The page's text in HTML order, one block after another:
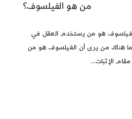
من هو الفيلسوف؟
هو من يستخدم العقل في
هناك من يرى أن الفيلسوف هو من
الإثبات..